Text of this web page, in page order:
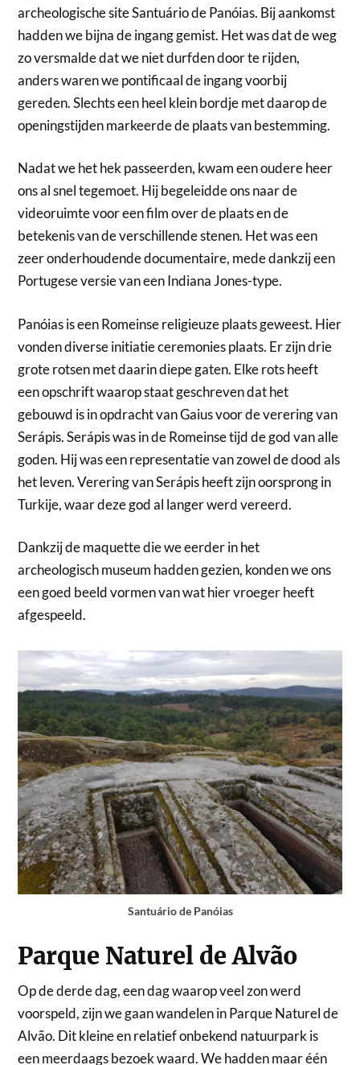
archeologische site Santuário de Panóias. Bij aankomst
hadden we bijna de ingang gemist. Het was dat de weg
zo versmalde dat we niet durfden door te rijden,
anders waren we pontificaal de ingang voorbij
gereden. Slechts een heel klein bordje met daarop de
openingstijden markeerde de plaats van bestemming.
Nadat we het hek passeerden, kwam een oudere heer
ons al snel tegemoet. Hij begeleidde ons naar de
videoruimte voor een film over de plaats en de
betekenis van de verschillende stenen. Het was een
zeer onderhoudende documentaire, mede dankzij een
Portugese versie van een Indiana Jones-type.
Panóias is een Romeinse religieuze plaats geweest. Hier
vonden diverse initiatie ceremonies plaats. Er zijn drie
grote rotsen met daarin diepe gaten. Elke rots heeft
een opschrift waarop staat geschreven dat het
gebouwd is in opdracht van Gaius voor de verering van
Serápis. Serápis was in de Romeinse tijd de god van alle
goden. Hij was een representatie van zowel de dood als
het leven. Verering van Serápis heeft zijn oorsprong in
Turkije, waar deze god al langer werd vereerd.
Dankzij de maquette die we eerder in het
archeologisch museum hadden gezien, konden we ons
een goed beeld vormen van wat hier vroeger heeft
afgespeeld.
Santuário de Panóias
Parque Naturel de Alvão
Op de derde dag, een dag waarop veel zon werd
voorspeld, zijn we gaan wandelen in Parque Naturel de
Alvão. Dit kleine en relatief onbekend natuurpark is
een meerdaags bezoek waard. We hadden maar één